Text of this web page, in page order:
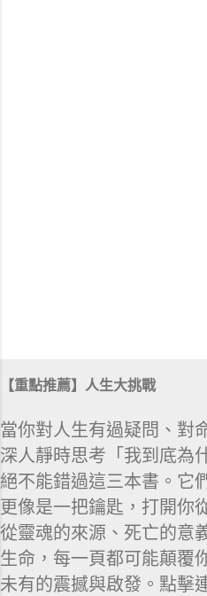
【重點推薦】人生大挑戰
當你對人生有過疑問、對
深人靜時思考「我到底為
絕不能錯過這三本書。它
更像是一把鑰匙，打開你
從靈魂的來源、死亡的意
生命，每一頁都可能顛覆
未有的震撼與啟發。點擊